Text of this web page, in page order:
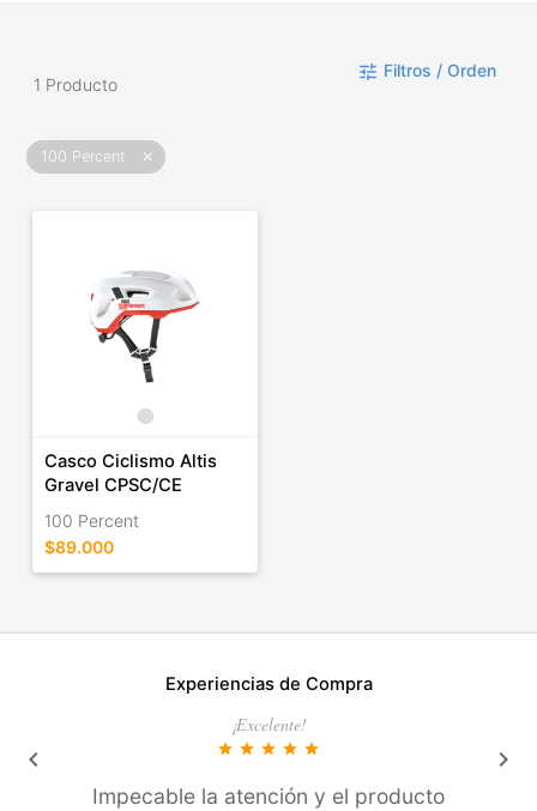
1 Producto
tune Filtros / Orden
100 Percent close
Casco Ciclismo Altis
Gravel CPSC/CE
100 Percent
$89.000
Experiencias de Compra
¡Excelente!
star star star star star
Impecable la atención y el producto
keyboard_arrow_left keyboard_arrow_right